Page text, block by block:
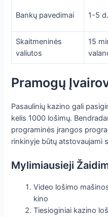
Bankų pavedimai 1-5
Skaitmeninės
valiutos
15
Pramogų
Pasaulinių kazino gali
kelis 1000 lošimų.
programinės įrangos
rinkinyje būtų atstovaujami
Mylimiausieji
Video lošimo
kino
Tiesioginiai kazino